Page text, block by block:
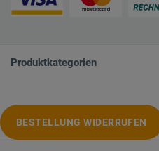
Produktkategorien
BESTELLUNG WIDERRUFEN